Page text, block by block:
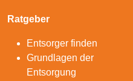
Ratgeber
Entsorger finden
Grundlagen der
Entsorgung